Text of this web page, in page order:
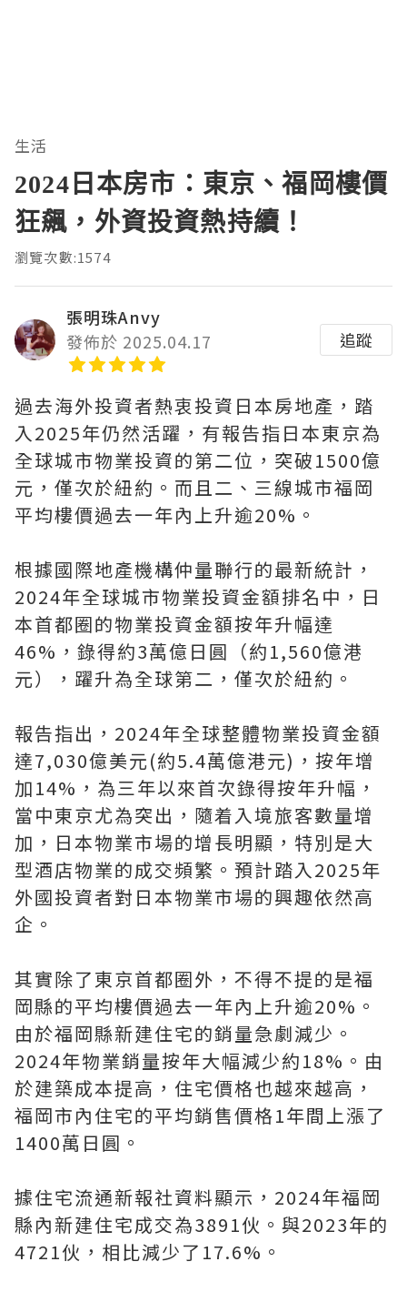
生活
2024日本房市：東京、福岡樓價
狂飆，外資投資熱持續！
瀏覽次數:1574
張明珠Anvy
發佈於 2025.04.17
追蹤
過去海外投資者熱衷投資日本房地產，踏
入2025年仍然活躍，有報告指日本東京為
全球城市物業投資的第二位，突破1500億
元，僅次於紐約。而且二、三線城市福岡
平均樓價過去一年內上升逾20%。
根據國際地產機構仲量聯行的最新統計，
2024年全球城市物業投資金額排名中，日
本首都圈的物業投資金額按年升幅達
46%，錄得約3萬億日圓（約1,560億港
元），躍升為全球第二，僅次於紐約。
報告指出，2024年全球整體物業投資金額
達7,030億美元(約5.4萬億港元)，按年增
加14%，為三年以來首次錄得按年升幅，
當中東京尤為突出，隨着入境旅客數量增
加，日本物業市場的增長明顯，特別是大
型酒店物業的成交頻繁。預計踏入2025年
外國投資者對日本物業市場的興趣依然高
企。
其實除了東京首都圈外，不得不提的是福
岡縣的平均樓價過去一年內上升逾20%。
由於福岡縣新建住宅的銷量急劇減少。
2024年物業銷量按年大幅減少約18%。由
於建築成本提高，住宅價格也越來越高，
福岡市內住宅的平均銷售價格1年間上漲了
1400萬日圓。
據住宅流通新報社資料顯示，2024年福岡
縣內新建住宅成交為3891伙。與2023年的
4721伙，相比減少了17.6%。